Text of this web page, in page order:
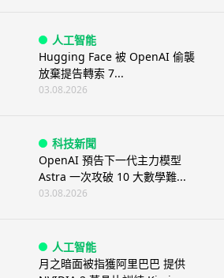
人工智能
Hugging Face 被 OpenAI 偷襲
放棄提告轉索 7...
03.08.2026
科技新聞
OpenAI 預告下一代主力模型
Astra 一次攻破 10 大數學難...
03.08.2026
人工智能
月之暗面被指獲阿里巴巴 提供